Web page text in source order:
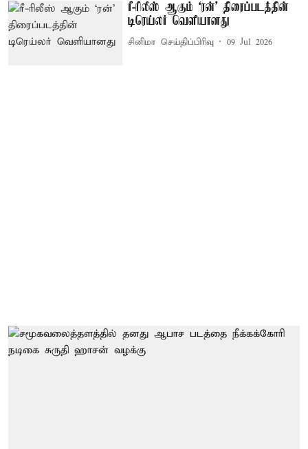
ரீ-ரிலீஸ் ஆகும் `ரன்' திரைப்படத்தின்
டிரெய்லர் வெளியானது
சினிமா செய்திப்பிரிவு 09 Jul 2026